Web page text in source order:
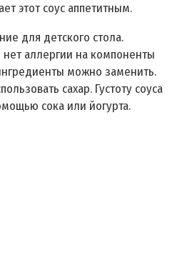
этот соус аппетитным.
для детского стола.
нет аллергии на компоненты
можно заменить.
сахар. Густоту соуса
сока или йогурта.